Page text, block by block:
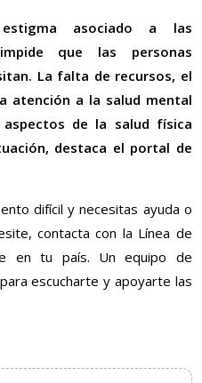
asociado a las
que las personas
La falta de recursos, el
atención a la salud mental
de la salud física
destaca el portal de
difícil y necesitas ayuda o
contacta con la Línea de
en tu país. Un equipo de
escucharte y apoyarte las